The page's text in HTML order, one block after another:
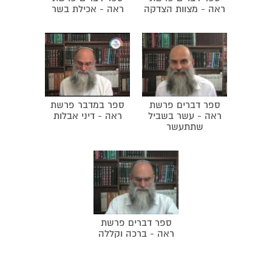
ראה - מצוות הצדקה
ראה - אכילת בשר
ספר דברים פרשת
ראה - עשר בשביל
שתתעשר
ספר במדבר פרשת
ראה - דיני אבלות
ספר דברים פרשת
ראה - ברכה וקללה